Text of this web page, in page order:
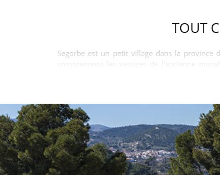
TOUT
Segorbe est un petit village dans la province
comprennent les vestiges de l'ancienne